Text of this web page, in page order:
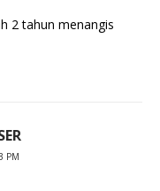
2 tahun menangis
PM